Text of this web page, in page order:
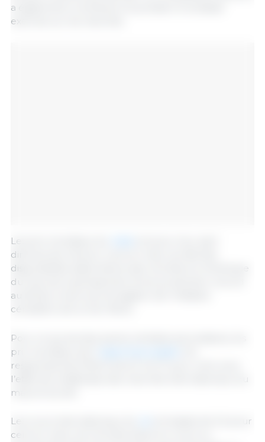
a également contribué à la pression à la baisse
exercée sur les marchés.
Les prix mondiaux du
diminué de 4,6 pour cent en mars, du fait des
disponibilités saisonnières des récoltes en Amérique
du Sud, de la perspective d’une production record
au Brésil, et de la prolongation de l’Initiative
céréalière de la mer Noire.
Pour ce qui est des autres céréales secondaires, les
prix mondiaux de l’
respectivement fléchi de 6,7 et 5,7 pour cent, sous
l’effet de la faiblesse des marchés internationaux du
maïs et du blé.
Les cours internationaux du
ont baissé de 3,2 pour
cent en mars, les récoltes étant en cours ou